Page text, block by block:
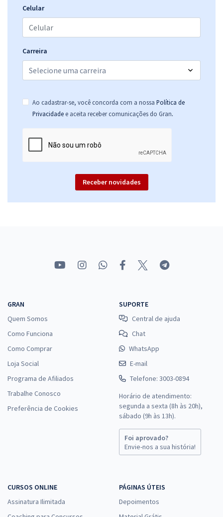
Celular
Carreira
Ao cadastrar-se, você concorda com a nossa Política de
Privacidade e aceita receber comunicações do Gran.
Receber novidades
GRAN
Quem Somos
Como Funciona
Como Comprar
Loja Social
Programa de Afiliados
Trabalhe Conosco
Preferência de Cookies
SUPORTE
Central de ajuda
Chat
WhatsApp
E-mail
Telefone: 3003-0894
Horário de atendimento:
segunda a sexta (8h às 20h),
sábado (9h às 13h).
Foi aprovado?
Envie-nos a sua história!
CURSOS ONLINE
Assinatura Ilimitada
PÁGINAS ÚTEIS
Depoimentos